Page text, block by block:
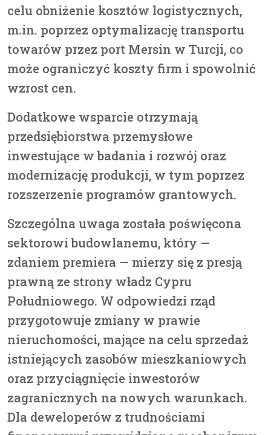
celu obniżenie kosztów logistycznych,
m.in. poprzez optymalizację transportu
towarów przez port Mersin w Turcji, co
może ograniczyć koszty firm i spowolnić
wzrost cen.
Dodatkowe wsparcie otrzymają
przedsiębiorstwa przemysłowe
inwestujące w badania i rozwój oraz
modernizację produkcji, w tym poprzez
rozszerzenie programów grantowych.
Szczególna uwaga została poświęcona
sektorowi budowlanemu, który —
zdaniem premiera — mierzy się z presją
prawną ze strony władz Cypru
Południowego. W odpowiedzi rząd
przygotowuje zmiany w prawie
nieruchomości, mające na celu sprzedaż
istniejących zasobów mieszkaniowych
oraz przyciągnięcie inwestorów
zagranicznych na nowych warunkach.
Dla deweloperów z trudnościami